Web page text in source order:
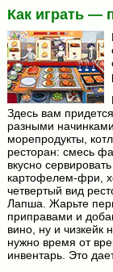
Как играть —
Здесь вам
разными
морепродукты,
ресторан: смесь
вкусно
картофелем-фри,
четвертый вид
Лапша. Жарьте
приправами и
вино, ну и чизкейк
нужно время от
инвентарь. Это